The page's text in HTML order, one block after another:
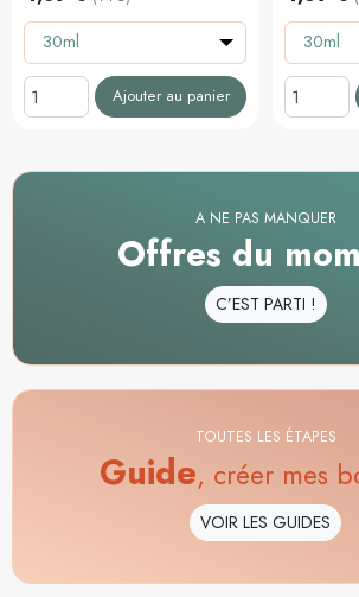
30ml
Ajouter au panier
30ml
A NE PAS MANQUER
Offres du
C’EST PARTI !
TOUTES LES ÉTAPES
Guide, créer mes
VOIR LES GUIDES